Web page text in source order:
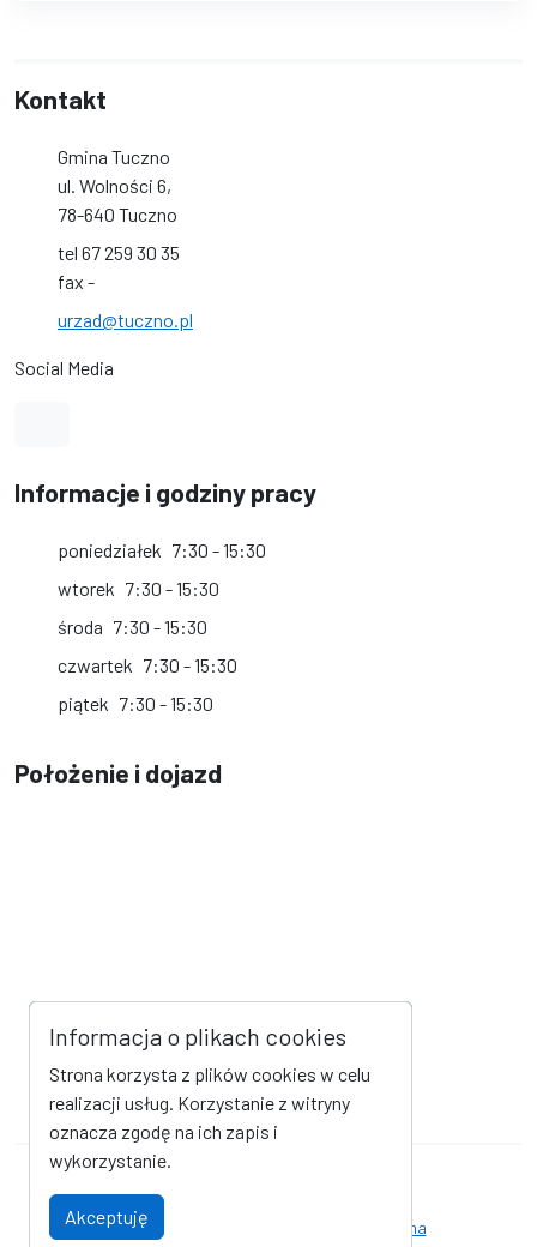
Kontakt
Gmina Tuczno
ul. Wolności 6,
78-640 Tuczno
tel 67 259 30 35
fax -
urzad@tuczno.pl
Social Media
Informacje i godziny pracy
poniedziałek 7:30 - 15:30
wtorek 7:30 - 15:30
środa 7:30 - 15:30
czwartek 7:30 - 15:30
piątek 7:30 - 15:30
Położenie i dojazd
Deklaracja dostępności Strona archiwalna
Informacja o plikach cookies
Strona korzysta z plików cookies w celu
realizacji usług. Korzystanie z witryny
oznacza zgodę na ich zapis i
wykorzystanie.
Akceptuję